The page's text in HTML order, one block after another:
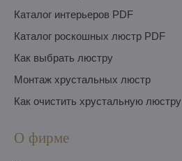
Каталог интерьеров PDF
Каталог роскошных люстр PDF
Как выбрать люстру
Монтаж хрустальных люстр
Как очистить хрустальную люстру
О фирме